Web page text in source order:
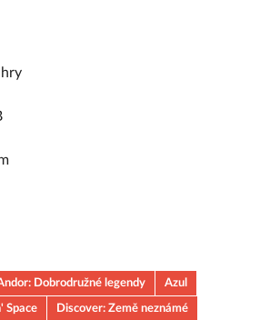
Dobrodružné legendy
Azul
Space
Discover: Země neznámé